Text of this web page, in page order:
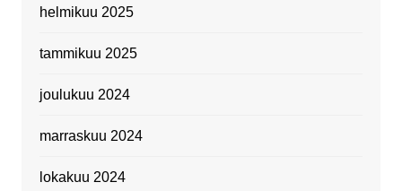
helmikuu 2025
tammikuu 2025
joulukuu 2024
marraskuu 2024
lokakuu 2024